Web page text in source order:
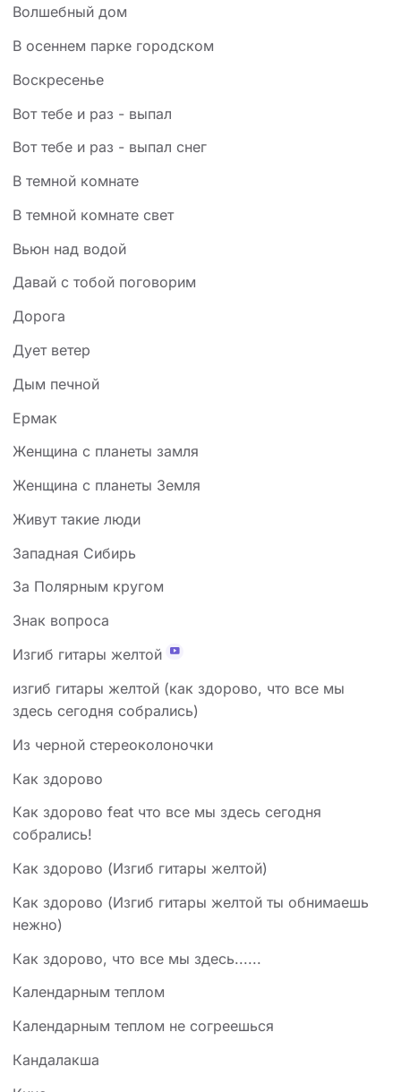
Волшебный дом
В осеннем парке городском
Воскресенье
Вот тебе и раз - выпал
Вот тебе и раз - выпал снег
В темной комнате
В темной комнате свет
Вьюн над водой
Давай с тобой поговорим
Дорога
Дует ветер
Дым печной
Ермак
Женщина с планеты замля
Женщина с планеты Земля
Живут такие люди
Западная Сибирь
За Полярным кругом
Знак вопроса
Изгиб гитары желтой
изгиб гитары желтой (как здорово, что все мы
здесь сегодня собрались)
Из черной стереоколоночки
Как здорово
Как здорово feat что все мы здесь сегодня
собрались!
Как здорово (Изгиб гитары желтой)
Как здорово (Изгиб гитары желтой ты обнимаешь
нежно)
Как здорово, что все мы здесь......
Календарным теплом
Календарным теплом не согреешься
Кандалакша